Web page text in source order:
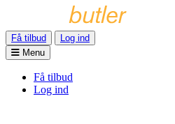
Få tilbud
Log ind
Menu
Få tilbud
Log ind